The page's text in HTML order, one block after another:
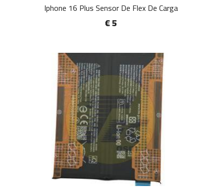
Iphone 16 Plus Sensor De Flex De Carga
€ 5